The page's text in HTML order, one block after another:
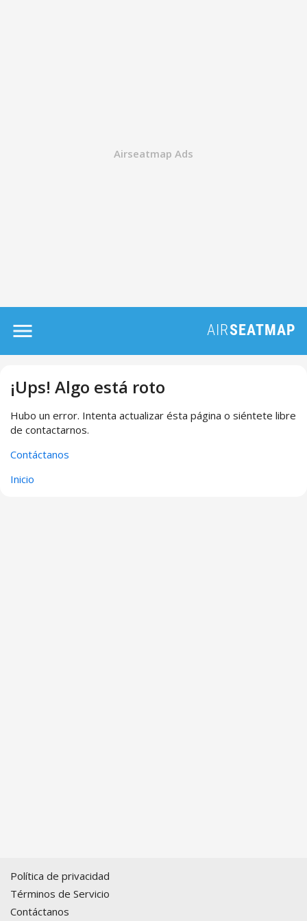
¡Ups! Algo está roto
Hubo un error. Intenta actualizar ésta página o siéntete libre
de contactarnos.
Contáctanos
Inicio
Política de privacidad
Términos de Servicio
Contáctanos